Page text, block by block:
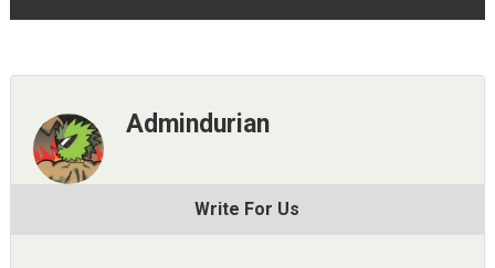
Admindurian
Write For Us